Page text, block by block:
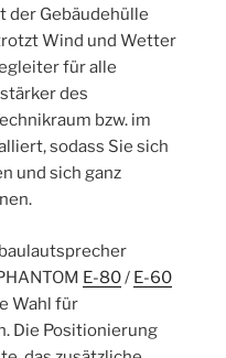
Gebäudehülle
Wind und Wetter
für alle
des
bzw. im
sodass Sie sich
und sich ganz
E-80/ E-60
Wahl für
Die Positionierung